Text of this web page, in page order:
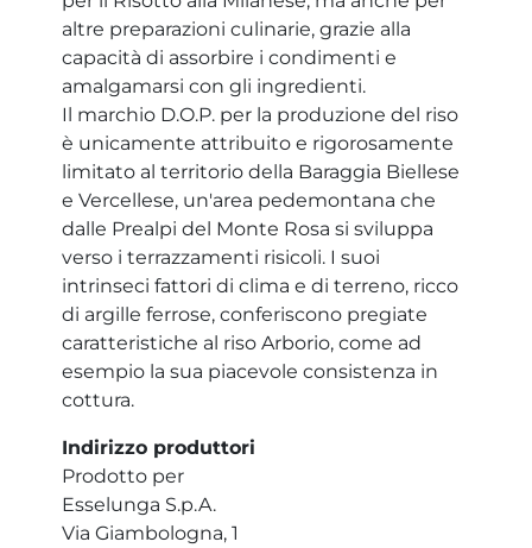
altre preparazioni culinarie, grazie alla
capacità di assorbire i condimenti e
amalgamarsi con gli ingredienti.
Il marchio D.O.P. per la produzione del riso
è unicamente attribuito e rigorosamente
limitato al territorio della Baraggia Biellese
e Vercellese, un'area pedemontana che
dalle Prealpi del Monte Rosa si sviluppa
verso i terrazzamenti risicoli. I suoi
intrinseci fattori di clima e di terreno, ricco
di argille ferrose, conferiscono pregiate
caratteristiche al riso Arborio, come ad
esempio la sua piacevole consistenza in
cottura.
Indirizzo produttori
Prodotto per
Esselunga S.p.A.
Via Giambologna, 1